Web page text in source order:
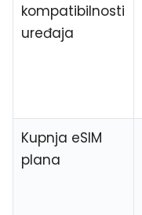
kompatibilnosti
uređaja
Kupnja eSIM
plana